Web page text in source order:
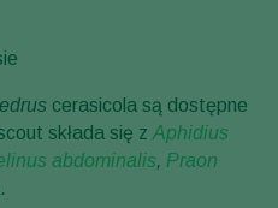
cerasicola są dostępne
składa się z Aphidius
abdominalis, Praon